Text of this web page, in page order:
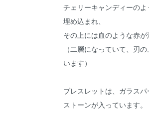
チェリーキャンディーの
埋め込まれ、
その上には血のような赤が
（二層になっていて、刃
います）
ブレスレットは、ガラス
ストーンが入っています。